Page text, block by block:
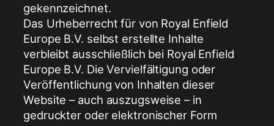
gekennzeichnet.
Das Urheberrecht für von Royal Enfield
Europe B.V. selbst erstellte Inhalte
verbleibt ausschließlich bei Royal Enfield
Europe B.V. Die Vervielfältigung oder
Veröffentlichung von Inhalten dieser
Website – auch auszugsweise – in
gedruckter oder elektronischer Form